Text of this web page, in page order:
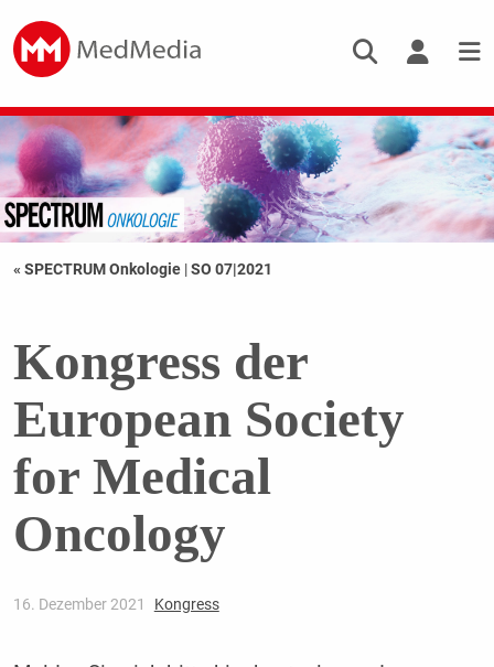
« SPECTRUM Onkologie |SO 07|2021
Kongress der
European Society
for Medical
Oncology
16. Dezember 2021 Kongress